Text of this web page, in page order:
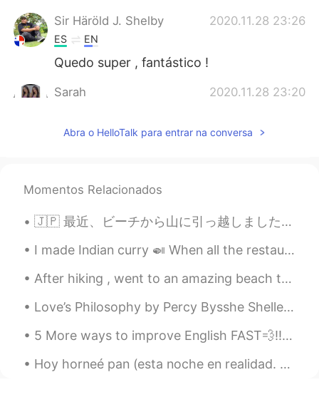
Sir Häröld J. Shelby 2020.11.28 23:26
ES EN
Quedo super , fantástico !
Sarah 2020.11.28 23:20
Quedó preciosa tu casa 🤩
ES EN
Quedó muy lindo
Abra o HelloTalk para entrar na conversa
Momentos Relacionados
🇯🇵 最近、ビーチから山に引っ越しました。 ビーチが恋しいけど、新しい友達ができました：くまの子! 🇬🇧 Recently, we moved from the beach to the ...
I made Indian curry 🍛 When all the restaurants are closed you have to practice cooking by yourse...
After hiking , went to an amazing beach to see the sunset !!! It was a stunning sunset !! 🌅 🌅 ...
Love’s Philosophy by Percy Bysshe Shelley. The fountains mingle with the river And the rivers...
5 More ways to improve English FAST💨‼️🧐🤔‼️ 1. Focus on everyday vocabulary 2. Don’t stress abou...
Hoy horneé pan (esta noche en realidad. Soy el panadero de medianoche). Sentí estabilidad en un m...